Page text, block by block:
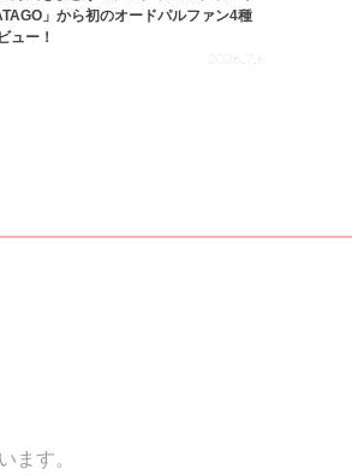
」から初のオードパルファン4種
ュー！
2026.7.6
ます。